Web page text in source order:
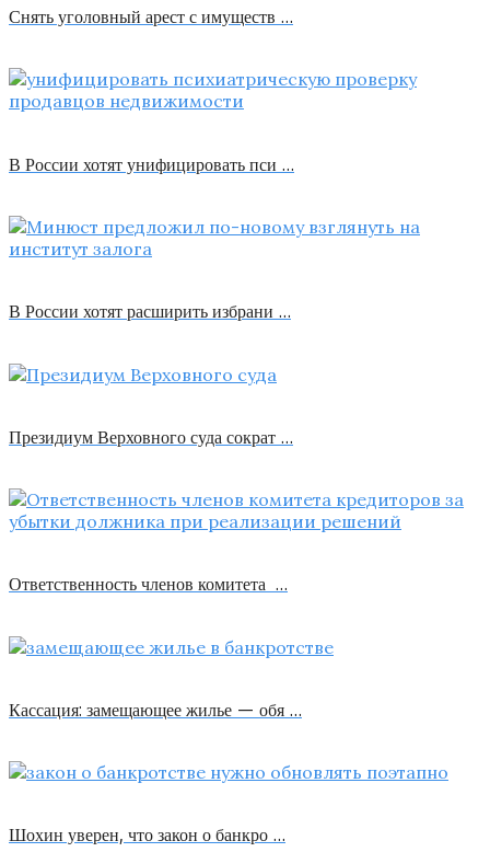
Снять уголовный арест с имуществ …
В России хотят унифицировать пси …
В России хотят расширить избрани …
Президиум Верховного суда сократ …
Ответственность членов комитета …
Кассация: замещающее жилье — обя …
Шохин уверен, что закон о банкро …